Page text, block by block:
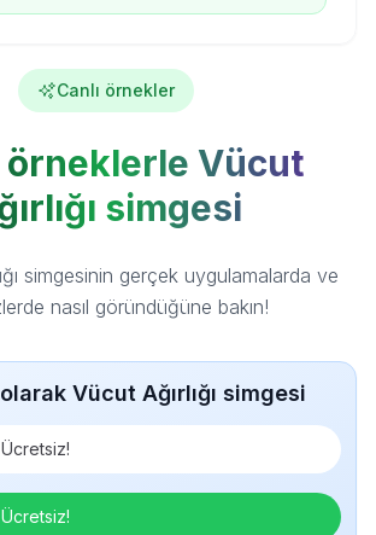
Canlı örnekler
örneklerle Vücut
simgesi
simgesinin gerçek uygulamalarda ve
nasıl göründüğüne bakın!
Vücut Ağırlığı simgesi